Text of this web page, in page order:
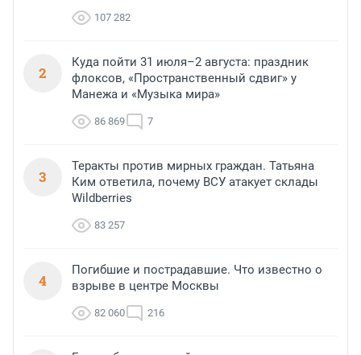
107 282
2
Куда пойти 31 июля–2 августа: праздник
флоксов, «Пространственный сдвиг» у
Манежа и «Музыка мира»
86 869 7
3
Теракты против мирных граждан. Татьяна
Ким ответила, почему ВСУ атакует склады
Wildberries
83 257
4
Погибшие и пострадавшие. Что известно о
взрыве в центре Москвы
82 060 216